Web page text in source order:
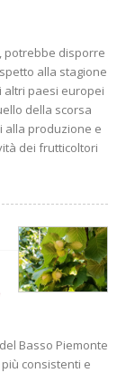
potrebbe disporre
alla stagione
altri paesi europei
della scorsa
alla produzione e
dei frutticoltori
Basso Piemonte
consistenti e